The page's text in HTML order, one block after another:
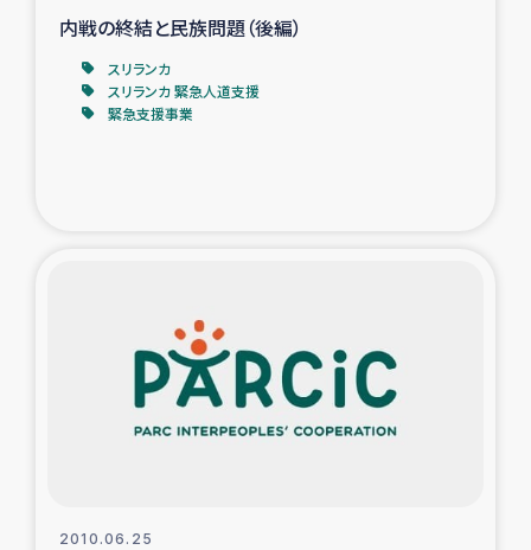
インドネシア中部 スラウェシの地震・津波被災者支援
スリランカ ムライティブ県帰還民の生活再建支援
スリランカの南北女性をつなぐサリー・リサイクル・プロ
ジェクト
復興支援事業
内戦の終結と民族問題（後編）
スリランカ
スリランカ 緊急人道支援
緊急支援事業
2010.06.25